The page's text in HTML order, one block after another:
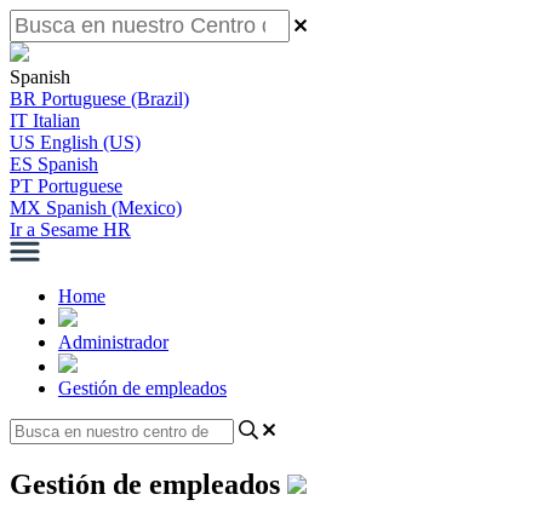
Spanish
BR Portuguese (Brazil)
IT Italian
US English (US)
ES Spanish
PT Portuguese
MX Spanish (Mexico)
Ir a Sesame HR
Home
Administrador
Gestión de empleados
Gestión de empleados